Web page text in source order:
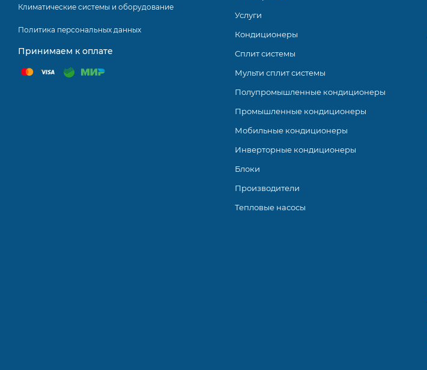
Климатические системы и оборудование
Политика персональных данных
Принимаем к оплате
Услуги
Кондиционеры
Сплит системы
Мульти сплит системы
Полупромышленные кондиционеры
Промышленные кондиционеры
Мобильные кондиционеры
Инверторные кондиционеры
Блоки
Производители
Тепловые насосы